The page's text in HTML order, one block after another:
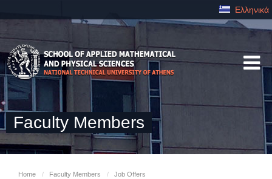
Ελληνικά
Faculty Members
Home / Faculty Members / Job Offers